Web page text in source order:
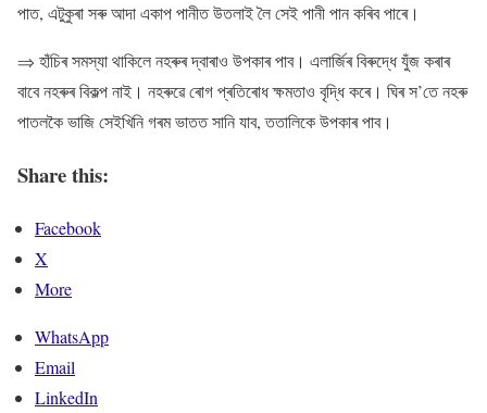
পাত, এটুকুৰা সৰু আদা একাপ পানীত উতলাই লৈ সেই পানী পান কৰিব পাৰে।
⇒ হাঁচিৰ সমস্যা থাকিলে নহৰুৰ দ্বাৰাও উপকাৰ পাব। এলাৰ্জিৰ বিৰুদ্ধে যুঁজ কৰাৰ
বাবে নহৰুৰ বিকল্প নাই। নহৰুৱে ৰোগ প্ৰতিৰোধ ক্ষমতাও বৃদ্ধি কৰে। ঘিৰ স’তে নহৰু
পাতলকৈ ভাজি সেইখিনি গৰম ভাতত সানি যাব, ততালিকে উপকাৰ পাব।
Share this:
Facebook
X
More
WhatsApp
Email
LinkedIn